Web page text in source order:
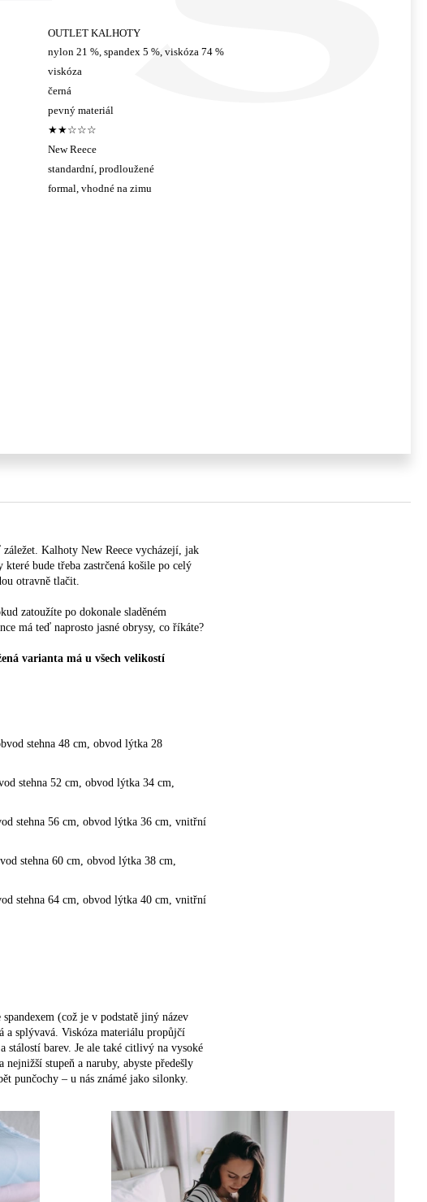
OUTLET KALHOTY
nylon 21 %, spandex 5 %, viskóza 74 %
viskóza
černá
pevný materiál
★★☆☆☆
New Reece
standardní, prodloužené
formal, vhodné na zimu
Kalhoty New Reece vycházejí, jak
bude třeba zastrčená košile po celý
otravně tlačit.
zatoužíte po dokonale sladěném
má teď naprosto jasné obrysy, co říkáte?
varianta má u všech velikostí
stehna 48 cm, obvod lýtka 28
stehna 52 cm, obvod lýtka 34 cm,
stehna 56 cm, obvod lýtka 36 cm, vnitřní
stehna 60 cm, obvod lýtka 38 cm,
stehna 64 cm, obvod lýtka 40 cm, vnitřní
(což je v podstatě jiný název
a splývavá. Viskóza materiálu propůjčí
stálostí barev. Je ale také citlivý na vysoké
stupeň a naruby, abyste předešly
punčochy – u nás známé jako silonky.